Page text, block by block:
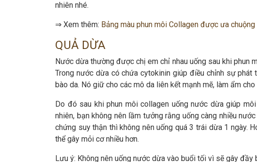
nhiên nhé.
⇒ Xem thêm: Bảng màu phun môi Collagen được ưa
QUẢ DỪA
Nước dừa thường được chị em chỉ nhau uống sau khi phun
Trong nước dừa có chứa cytokinin giúp điều chỉnh sự
bào da. Nó giữ cho các mô da liên kết mạnh mẽ, làm ẩm
Do đó sau khi phun môi collagen uống nước dừa giúp
nhiên, bạn không nên lầm tưởng rằng uống càng nhiều
chứng suy thận thì không nên uống quá 3 trái dừa 1 ngày.
thể gây mỏi cơ nhiều hơn.
Lưu ý: Không nên uống nước dừa vào buổi tối vì sẽ gây đầy